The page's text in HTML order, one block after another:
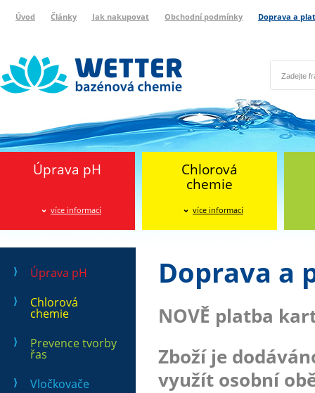
Úvod Články Jak nakupovat Obchodní podmínky Doprava a
Úprava pH
více informací
Chlorová
chemie
více informací
Úprava pH
Chlorová
chemie
Prevence tvorby
řas
Vločkovače
Doprava a
NOVĚ platba
Zboží je
využít osobní